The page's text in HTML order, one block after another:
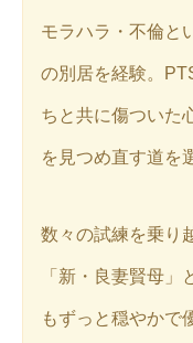
モラハラ・不倫と
の別居を経験。
ちと共に傷ついた
を見つめ直す道を
数々の試練を乗り
「新・良妻賢母」
もずっと穏やかで